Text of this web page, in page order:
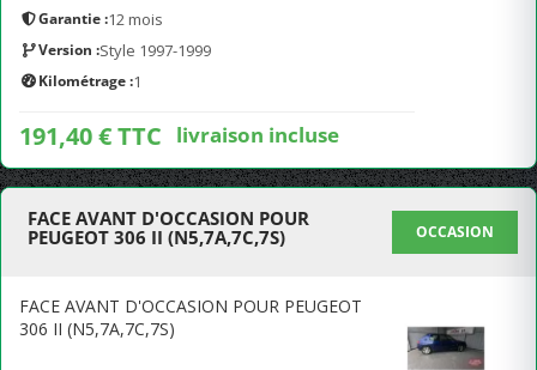
Garantie :12 mois
Version :Style 1997-1999
Kilométrage :1
191,40 € TTC livraison incluse
FACE AVANT D'OCCASION POUR
PEUGEOT 306 II (N5,7A,7C,7S)
OCCASION
FACE AVANT D'OCCASION POUR PEUGEOT
306 II (N5,7A,7C,7S)